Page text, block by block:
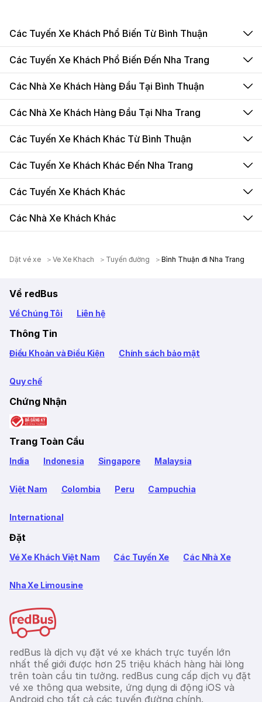
Các Tuyến Xe Khách Phổ Biến Từ Bình Thuận
Các Tuyến Xe Khách Phổ Biến Đến Nha Trang
Các Nhà Xe Khách Hàng Đầu Tại Bình Thuận
Các Nhà Xe Khách Hàng Đầu Tại Nha Trang
Các Tuyến Xe Khách Khác Từ Bình Thuận
Các Tuyến Xe Khách Khác Đến Nha Trang
Các Tuyến Xe Khách Khác
Các Nhà Xe Khách Khác
Dặt vé xe Ve Xe Khach Tuyến đường Bình Thuận đi Nha Trang
Về redBus
Về Chúng Tôi Liên hệ
Thông Tin
Điều Khoản và Điều Kiện Chính sách bảo mật
Quy chế
Chứng Nhận
Trang Toàn Cầu
India Indonesia Singapore Malaysia
Việt Nam Colombia Peru Campuchia
International
Đặt
Vé Xe Khách Việt Nam Các Tuyến Xe Các Nhà Xe
Nha Xe Limousine
redBus là dịch vụ đặt vé xe khách trực tuyến lớn
nhất thế giới được hơn 25 triệu khách hàng hài lòng
trên toàn cầu tin tưởng. redBus cung cấp dịch vụ đặt
vé xe thông qua website, ứng dụng di động iOS và
Android cho tất cả các tuyến đường chính.